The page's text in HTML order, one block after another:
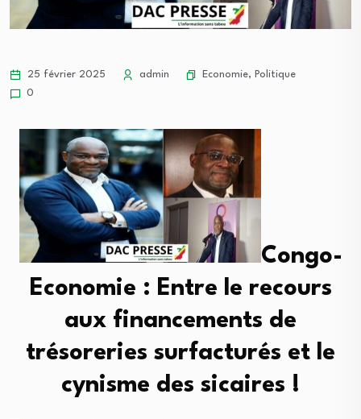
25 février 2025 admin Economie, Politique
0
Congo-
Economie : Entre le recours
aux financements de
trésoreries surfacturés et le
cynisme des sicaires !